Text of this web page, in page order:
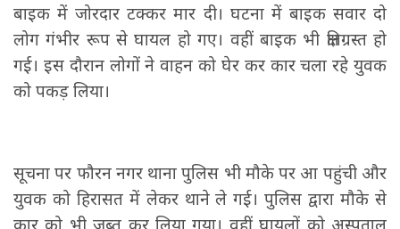
बाइक में जोरदार टक्कर मार दी। घटना में बाइक सवार दो
लोग गंभीर रूप से घायल हो गए। वहीं बाइक भी क्षतिग्रस्त हो
गई। इस दौरान लोगों ने वाहन को घेर कर कार चला रहे युवक
को पकड़ लिया।
सूचना पर फौरन नगर थाना पुलिस भी मौके पर आ पहुंची और
युवक को हिरासत में लेकर थाने ले गई। पुलिस द्वारा मौके से
कार को भी जब्त कर लिया गया। वहीं घायलों को अस्पताल